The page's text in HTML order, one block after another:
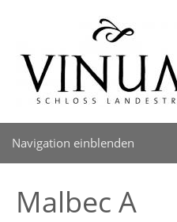
Navigation einblenden
Malbec A